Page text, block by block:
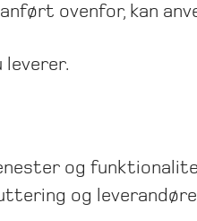
ovenfor, kan
leverer.
og
og